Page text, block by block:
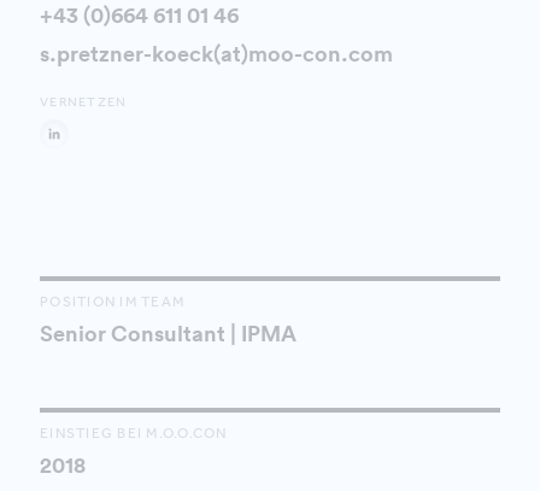
+43 (0)664 611 01 46
s.pretzner-koeck(at)moo-con.com
VERNETZEN
POSITION IM TEAM
Senior Consultant | IPMA
EINSTIEG BEI M.O.O.CON
2018